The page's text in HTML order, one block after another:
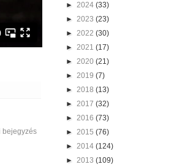
bejegyzés
► 2024 (33)
► 2023 (23)
► 2022 (30)
► 2021 (17)
► 2020 (21)
► 2019 (7)
► 2018 (13)
► 2017 (32)
► 2016 (73)
► 2015 (76)
► 2014 (124)
► 2013 (109)